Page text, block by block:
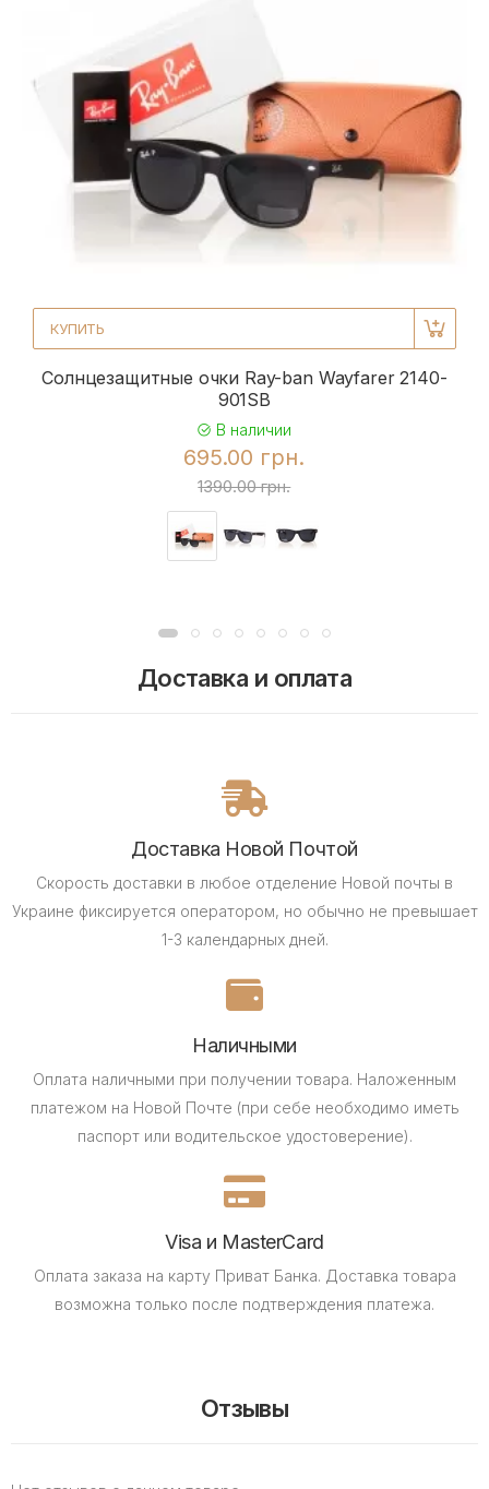
КУПИТЬ
Солнцезащитные очки Ray-ban Wayfarer 2140-
901SB
В наличии
695.00 грн.
1390.00 грн.
Доставка и оплата
Доставка Новой Почтой
Скорость доставки в любое отделение Новой почты в
Украине фиксируется оператором, но обычно не превышает
1-3 календарных дней.
Наличными
Оплата наличными при получении товара. Наложенным
платежом на Новой Почте (при себе необходимо иметь
паспорт или водительское удостоверение).
Visa и MasterCard
Оплата заказа на карту Приват Банка. Доставка товара
возможна только после подтверждения платежа.
Отзывы